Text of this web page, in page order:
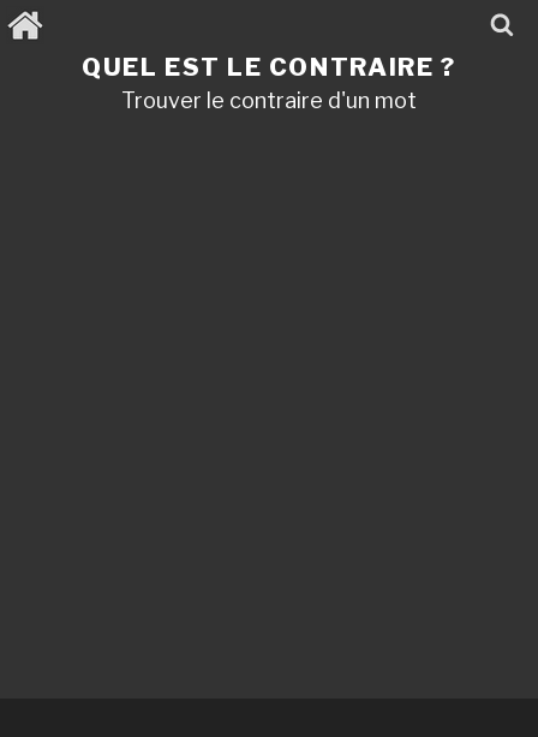
Aller
au
QUEL EST LE CONTRAIRE ?
Trouver le contraire d'un mot